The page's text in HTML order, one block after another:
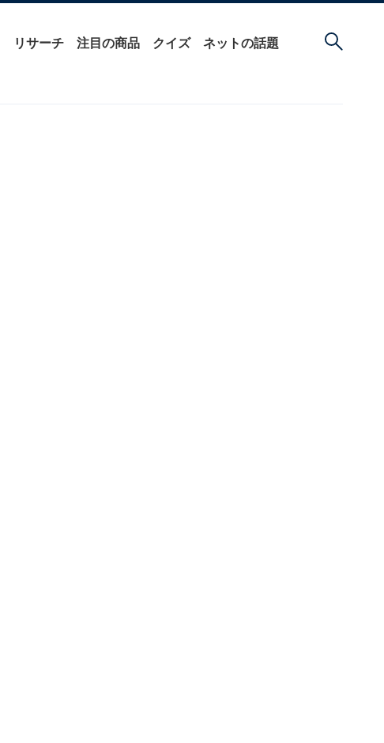
リサーチ 注目の商品 クイズ ネットの話題